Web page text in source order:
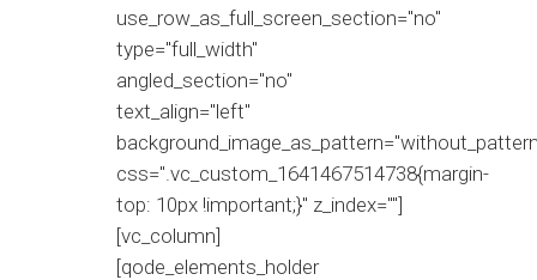
use_row_as_full_screen_section="no"
type="full_width"
angled_section="no"
text_align="left"
css=".vc_custom_1641467514738{margin-
top: 10px !important;}" z_index=""]
[vc_column]
[qode_elements_holder